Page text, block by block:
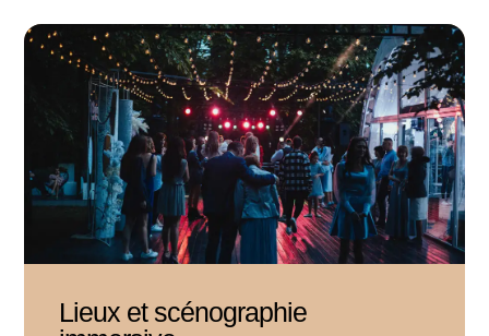
Lieux et scénographie